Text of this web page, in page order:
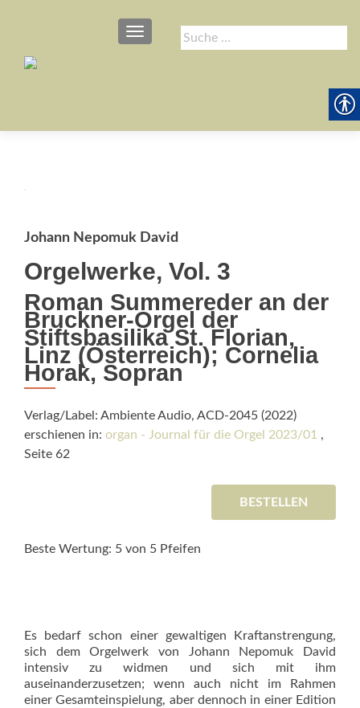
Suche
nach:
SCHALTE NAVIGATION
Johann Nepomuk David
Orgelwerke, Vol. 3
Roman Summereder an der
Bruckner-Orgel der
Stiftsbasilika St. Florian,
Linz (Österreich); Cornelia
Horak, Sopran
Verlag/Label: Ambiente Audio, ACD-2045 (2022)
erschienen in: organ - Journal für die Orgel 2023/01 ,
Seite 62
BESTELLEN
Beste Wertung: 5 von 5 Pfeifen
Es bedarf schon einer gewaltigen Kraftanstrengung,
sich dem Orgelwerk von Johann Nepomuk David
intensiv zu widmen und sich mit ihm
auseinanderzusetzen; wenn auch nicht im Rahmen
einer Gesamteinspielung, aber dennoch in einer Edition